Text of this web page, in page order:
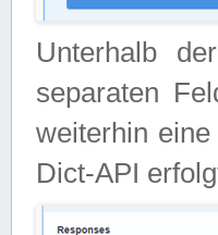
Unterhalb
separaten
weiterhin
Dict-API